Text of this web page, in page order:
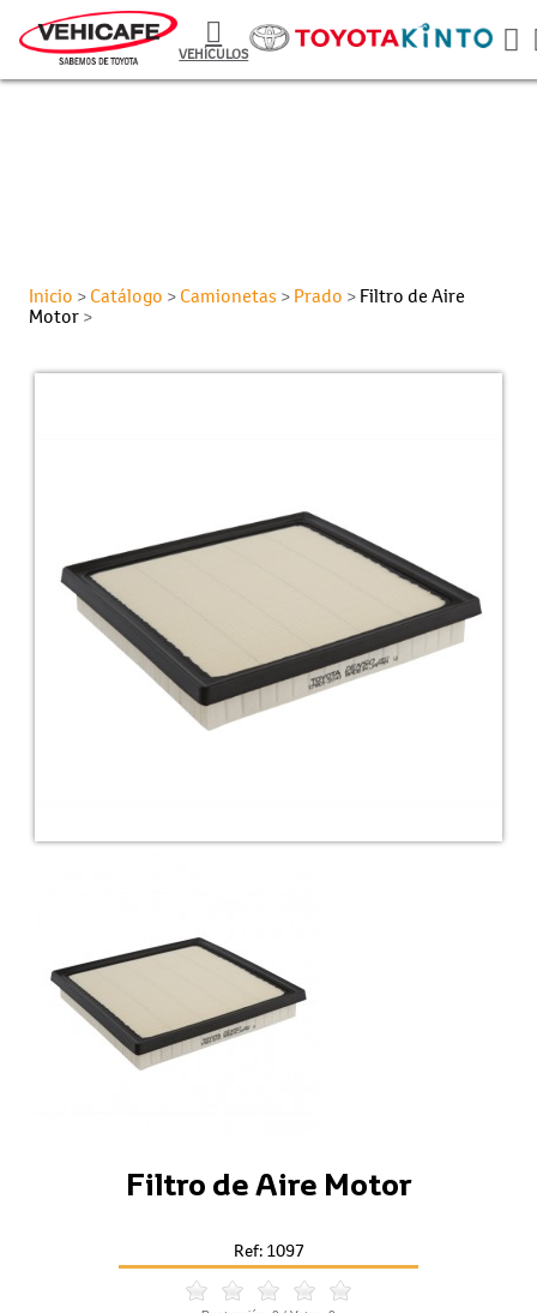
VEHÍCULOS
Inicio > Catálogo > Camionetas > Prado > Filtro de Aire
Motor >
Filtro de Aire Motor
Ref: 1097